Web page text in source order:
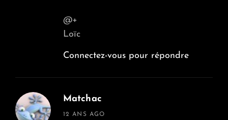
@+
Loïc
Connectez-vous pour répondre
Matchac
says:
12 ANS AGO